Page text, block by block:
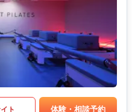
ト 体験・相談予約